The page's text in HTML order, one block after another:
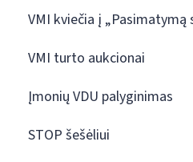
VMI kviečia į „Pasimatymą
VMI turto aukcionai
Įmonių VDU palyginimas
STOP šešėliui